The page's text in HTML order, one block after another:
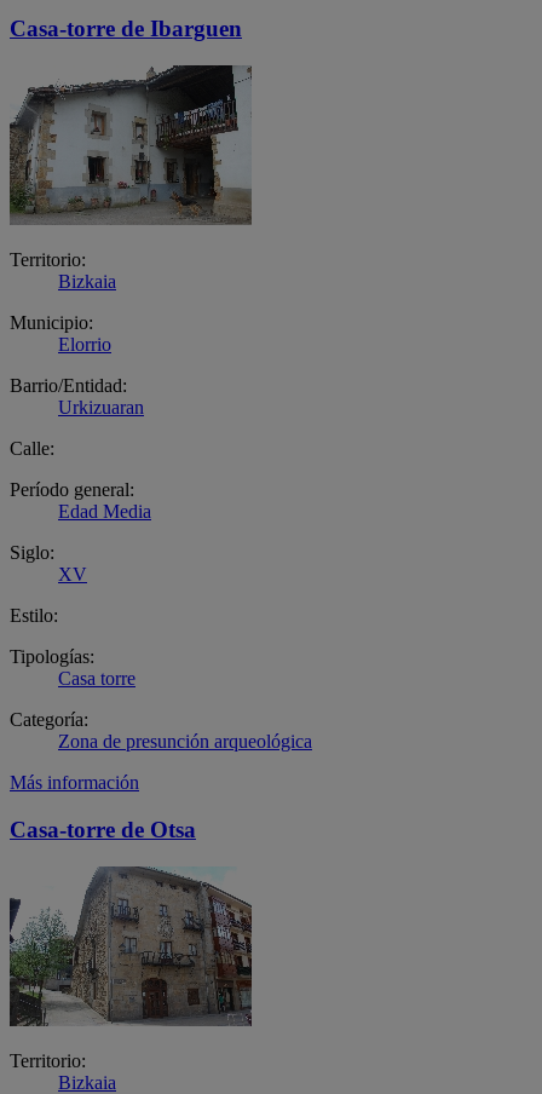
Casa-torre de Ibarguen
Territorio:
Bizkaia
Municipio:
Elorrio
Barrio/Entidad:
Urkizuaran
Calle:
Período general:
Edad Media
Siglo:
XV
Estilo:
Tipologías:
Casa torre
Categoría:
Zona de presunción arqueológica
Más información
Casa-torre de Otsa
Territorio:
Bizkaia